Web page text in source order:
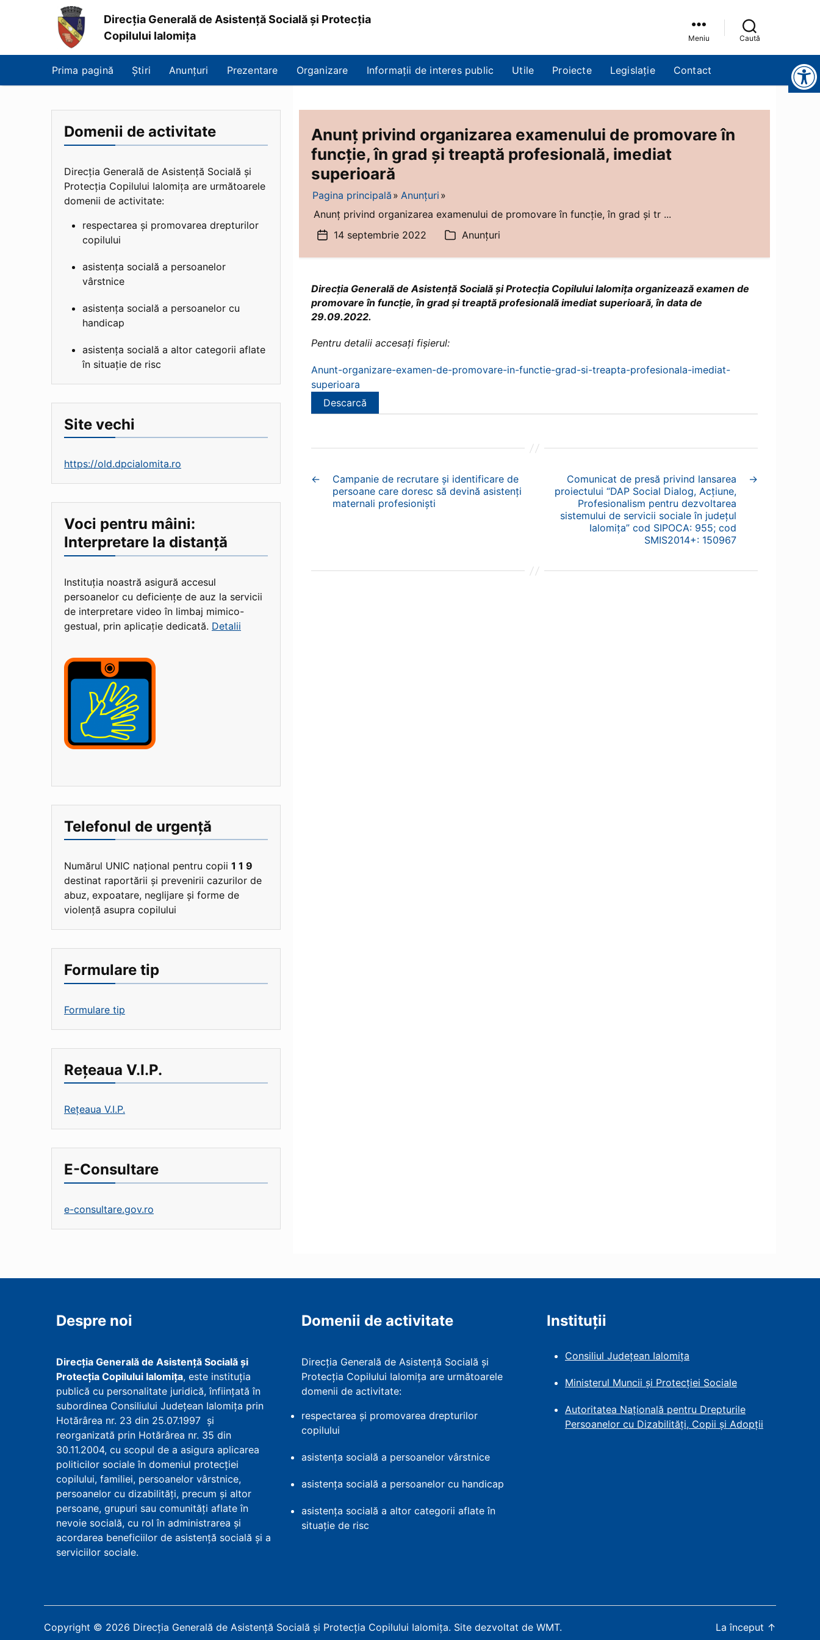
Direcția
Generală
Protecția
Copilului
Direcția Generală de Asistență Socială și Protecția
Copilului Ialomița
Meniu Caută
Prima pagină Știri Anunțuri Prezentare Organizare Informații de interes public Utile Proiecte Legislație Contact
Instrumente pentru accesibilitate
Anunț privind organizarea examenului de promovare în
funcție, în grad și treaptă profesională, imediat
superioară
Pagina principală
Anunțuri
Anunț privind organizarea examenului de promovare în funcție, în grad și tr ...
Dată14 septembrie 2022 Categorii
Anunțuri
Direcția Generală de Asistență Socială și Protecția Copilului Ialomița organizează examen de
promovare în funcție, în grad și treaptă profesională imediat superioară, în data de
29.09.2022.
Pentru detalii accesați fișierul:
Anunt-organizare-examen-de-promovare-in-functie-grad-si-treapta-profesionala-imediat-
superioara
Descarcă
←
Campanie de recrutare și identificare de
persoane care doresc să devină asistenți
maternali profesioniști
→
Comunicat de presă privind lansarea
proiectului “DAP Social Dialog, Acțiune,
Profesionalism pentru dezvoltarea
sistemului de servicii sociale în județul
Ialomița” cod SIPOCA: 955; cod
SMIS2014+: 150967
Domenii de activitate
Direcția Generală de Asistență Socială și
Protecția Copilului Ialomița are următoarele
domenii de activitate:
respectarea și promovarea drepturilor
copilului
asistența socială a persoanelor
vârstnice
asistența socială a persoanelor cu
handicap
asistența socială a altor categorii aflate
în situație de risc
Site vechi
https://old.dpcialomita.ro
Voci pentru mâini:
Interpretare la distanță
Instituția noastră asigură accesul
persoanelor cu deficiențe de auz la servicii
de interpretare video în limbaj mimico-
gestual, prin aplicație dedicată. Detalii
Telefonul de urgență
Numărul UNIC național pentru copii 1 1 9
destinat raportării și prevenirii cazurilor de
abuz, expoatare, neglijare și forme de
violență asupra copilului
Formulare tip
Formulare tip
Rețeaua V.I.P.
Rețeaua V.I.P.
E-Consultare
e-consultare.gov.ro
Despre noi
Direcţia Generală de Asistenţă Socială şi
Protecţia Copilului Ialomița, este instituţia
publică cu personalitate juridică, înfiinţată în
subordinea Consiliului Județean Ialomița prin
Hotărârea nr. 23 din 25.07.1997 şi
reorganizată prin Hotărârea nr. 35 din
30.11.2004, cu scopul de a asigura aplicarea
politicilor sociale în domeniul protecţiei
copilului, familiei, persoanelor vârstnice,
persoanelor cu dizabilităţi, precum şi altor
persoane, grupuri sau comunităţi aflate în
nevoie socială, cu rol în administrarea şi
acordarea beneficiilor de asistenţă socială şi a
serviciilor sociale.
Domenii de activitate
Direcția Generală de Asistență Socială și
Protecția Copilului Ialomița are următoarele
domenii de activitate:
respectarea și promovarea drepturilor
copilului
asistența socială a persoanelor vârstnice
asistența socială a persoanelor cu handicap
asistența socială a altor categorii aflate în
situație de risc
Instituții
Consiliul Județean Ialomița
Ministerul Muncii și Protecției Sociale
Autoritatea Națională pentru Drepturile
Persoanelor cu Dizabilități, Copii și Adopții
Copyright © 2026 Direcția Generală de Asistență Socială și Protecția Copilului Ialomița. Site dezvoltat de WMT. La început ↑